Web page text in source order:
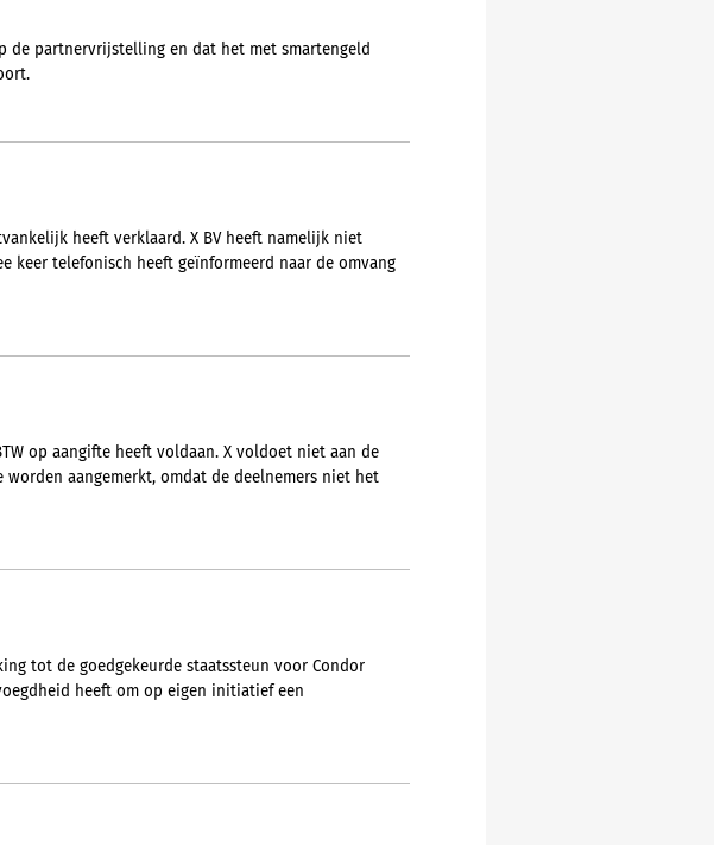
de partnervrijstelling en dat het met smartengeld
heeft verklaard. X BV heeft namelijk niet
keer telefonisch heeft geïnformeerd naar de omvang
op aangifte heeft voldaan. X voldoet niet aan de
aangemerkt, omdat de deelnemers niet het
tot de goedgekeurde staatssteun voor Condor
heeft om op eigen initiatief een